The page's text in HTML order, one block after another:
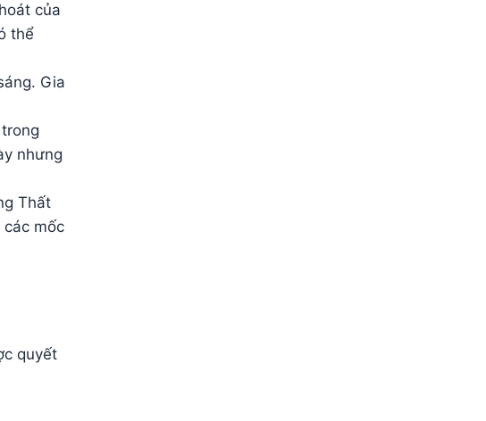
của
thể
Gia
nhưng
Thất
mốc
quyết